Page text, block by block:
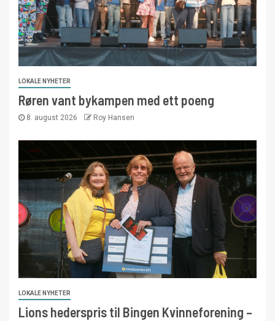
LOKALE NYHETER
Røren vant bykampen med ett poeng
8. august 2026 Roy Hansen
LOKALE NYHETER
Lions hederspris til Bingen Kvinneforening –